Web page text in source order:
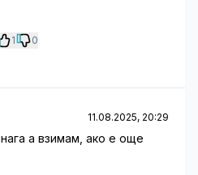
1 0
11.08.2025, 20:29
а взимам, ако е още